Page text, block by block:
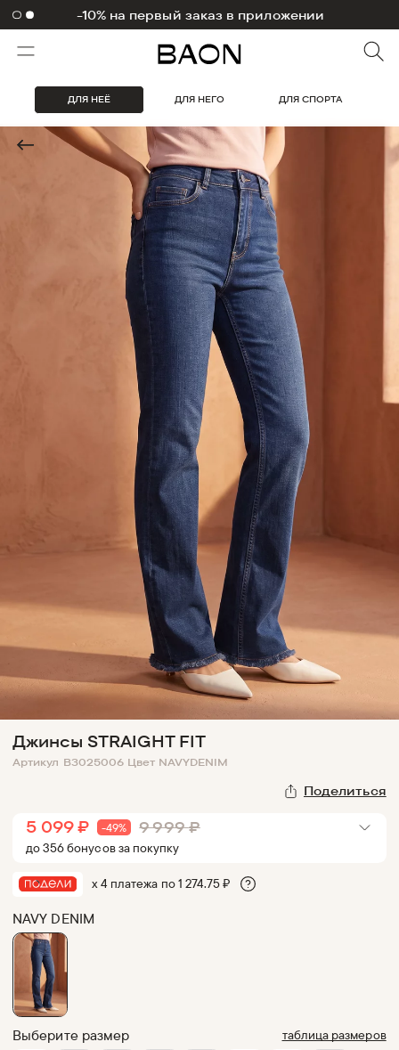
-10% на первый заказ в приложении
1000 бонусов на первый заказ
ДЛЯ НЕЁ ДЛЯ НЕГО ДЛЯ СПОРТА
Джинсы STRAIGHT FIT
Артикул B3025006 Цвет NAVYDENIM
Поделиться
5 099 ₽ -49% 9 999 ₽
до356бонусовза покупку
х 4 платежа по1 274.75₽
NAVY DENIM
Выберите размер таблица размеров